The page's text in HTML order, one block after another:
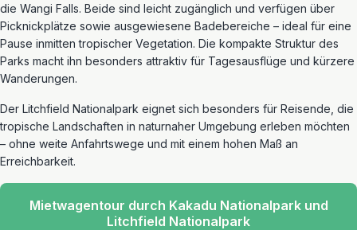
die Wangi Falls. Beide sind leicht zugänglich und verfügen über
Picknickplätze sowie ausgewiesene Badebereiche – ideal für eine
Pause inmitten tropischer Vegetation. Die kompakte Struktur des
Parks macht ihn besonders attraktiv für Tagesausflüge und kürzere
Wanderungen.
Der Litchfield Nationalpark eignet sich besonders für Reisende, die
tropische Landschaften in naturnaher Umgebung erleben möchten
– ohne weite Anfahrtswege und mit einem hohen Maß an
Erreichbarkeit.
Mietwagentour durch Kakadu Nationalpark und
Litchfield Nationalpark